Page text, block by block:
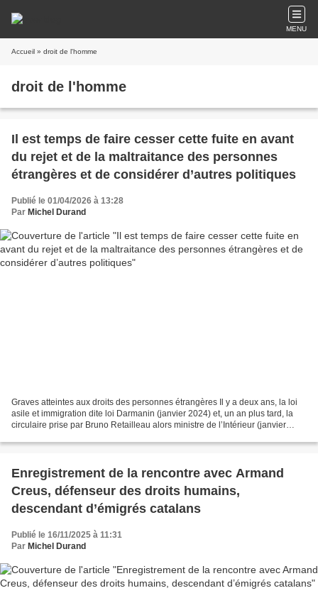
MENU
Accueil » droit de l'homme
droit de l'homme
Il est temps de faire cesser cette fuite en avant
du rejet et de la maltraitance des personnes
étrangères et de considérer d’autres politiques
Publié le 01/04/2026 à 13:28
Par Michel Durand
Graves atteintes aux droits des personnes étrangères Il y a deux ans, la loi
asile et immigration dite loi Darmanin (janvier 2024) et, un an plus tard, la
circulaire prise par Bruno Retailleau alors ministre de l’Intérieur (janvier
Enregistrement de la rencontre avec Armand
Creus, défenseur des droits humains,
descendant d’émigrés catalans
Publié le 16/11/2025 à 11:31
Par Michel Durand